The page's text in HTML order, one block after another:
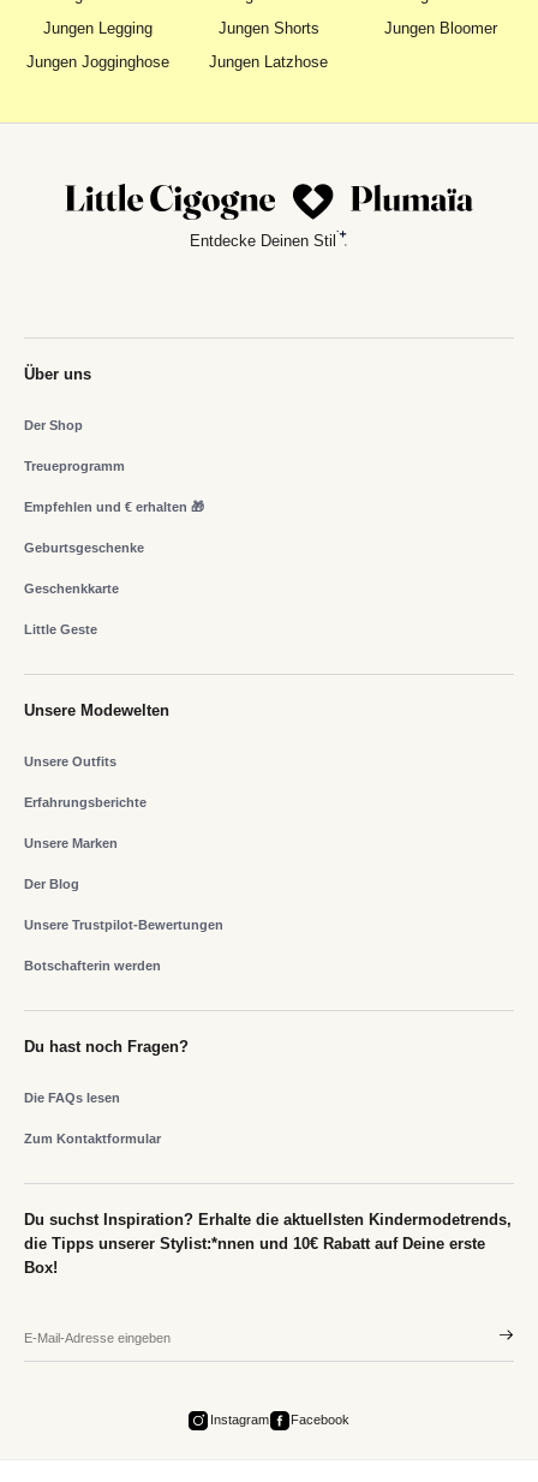
Jungen Legging
Jungen Shorts
Jungen Bloomer
Jungen Jogginghose
Jungen Latzhose
Entdecke Deinen Stil
Über uns
Der Shop
Treueprogramm
Empfehlen und € erhalten 🎁
Geburtsgeschenke
Geschenkkarte
Little Geste
Unsere Modewelten
Unsere Outfits
Erfahrungsberichte
Unsere Marken
Der Blog
Unsere Trustpilot-Bewertungen
Botschafterin werden
Du hast noch Fragen?
Die FAQs lesen
Zum Kontaktformular
Du suchst Inspiration? Erhalte die aktuellsten Kindermodetrends,
die Tipps unserer Stylist:*nnen und 10€ Rabatt auf Deine erste
Box!
Instagram Facebook